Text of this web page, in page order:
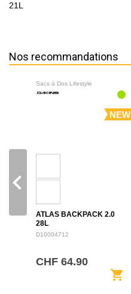
21L
Nos recommandations
Sacs à Dos Lifestyle
NEW
ATLAS BACKPACK 2.0
28L
D10004712
CHF 64.90
shopping_cart
navigate_before